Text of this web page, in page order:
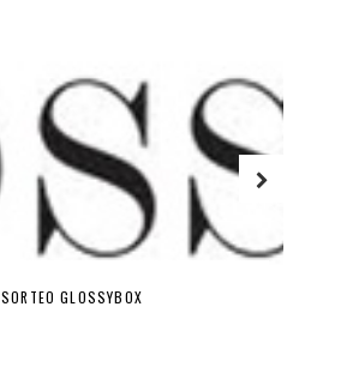
SORTEO GLOSSYBOX